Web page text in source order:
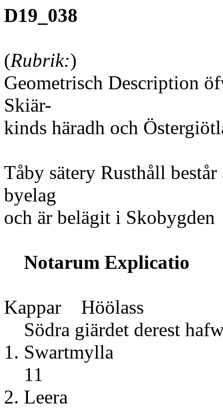
D19_038
(Rubrik:)
Geometrisch Description
Skiär-
kinds häradh och
Tåby sätery Rusthåll
byelag
och är belägit i Skobygden
Notarum Explicatio
Kappar Höölass
Södra giärdet derest
1.
11
2.